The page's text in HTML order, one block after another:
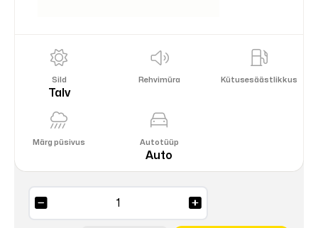
Sild
Talv
Rehvimüra Kütusesäästlikkus
Märg püsivus Autotüüp
Auto
Ice